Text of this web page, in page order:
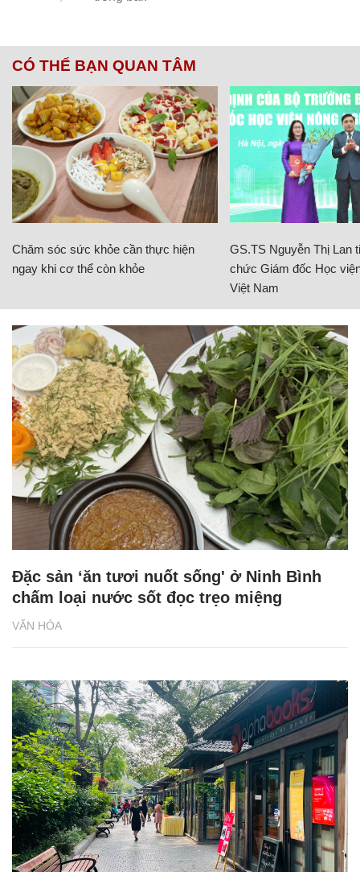
CÓ THỂ BẠN QUAN TÂM
Chăm sóc sức khỏe cần thực hiện
ngay khi cơ thể còn khỏe
GS.TS Nguyễn Thị Lan
chức Giám đốc Học
Việt Nam
VĂN HÓA
Đặc sản ‘ăn tươi nuốt sống' ở Ninh Bình
chấm loại nước sốt đọc trẹo miệng